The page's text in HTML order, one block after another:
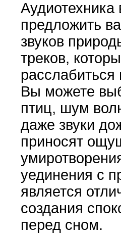
предложить
звуков
треков,
расслабиться
Вы можете
птиц, шум
даже звуки
приносят
уединения с
является
создания
перед сном.